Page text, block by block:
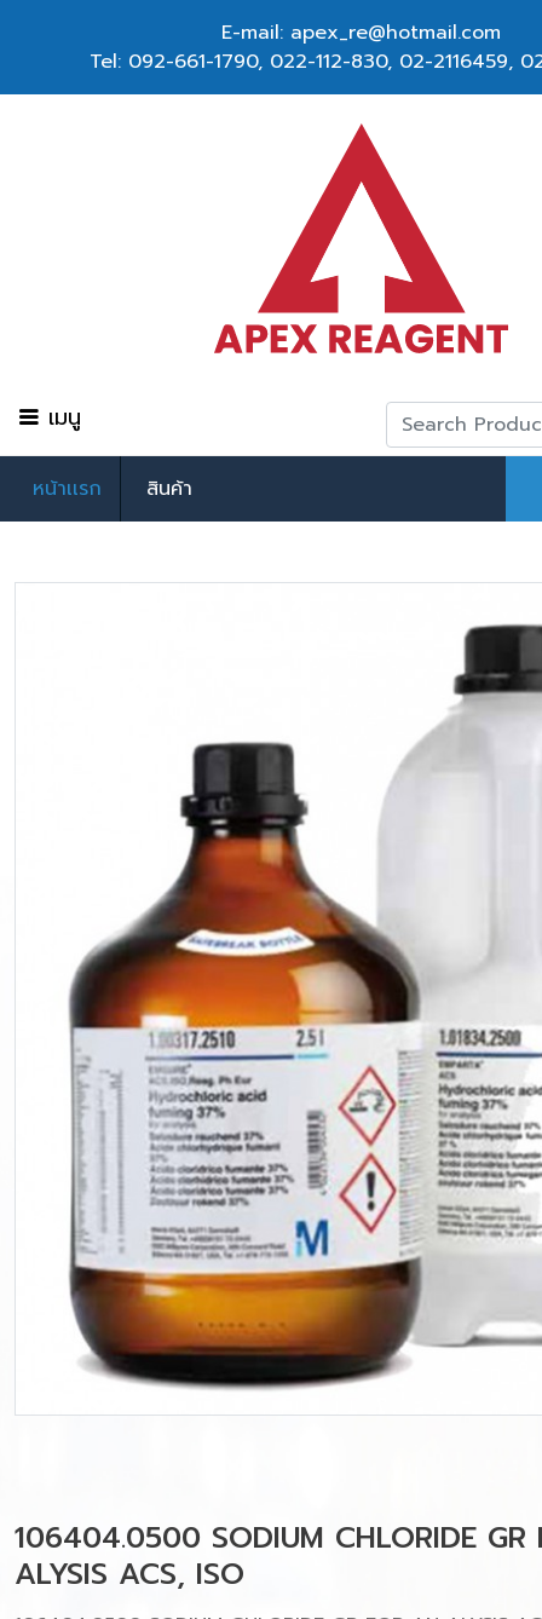
E-mail: apex_re@hotmail.com
Tel: 092-661-1790, 022-112-830, 02-2116459,
เมนู
หน้าเเรก สินค้า
106404.0500 SODIUM CHLORIDE GR
ALYSIS ACS, ISO